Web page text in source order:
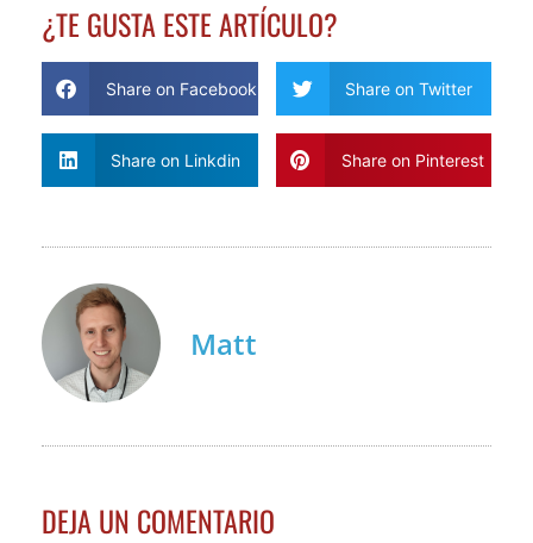
¿TE GUSTA ESTE ARTÍCULO?
Share on Facebook Share on Twitter
Share on Linkdin Share on Pinterest
Matt
DEJA UN COMENTARIO